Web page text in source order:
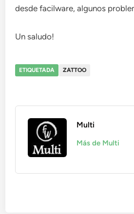
desde facilware, algunos
Un saludo!
ETIQUETADA ZATTOO
Multi
Más de Multi